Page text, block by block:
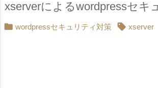
xserverによるwordpressセキ
 wordpressセキュリティ対策  xserver